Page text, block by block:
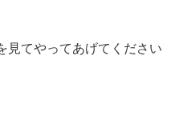
見てやってあげてください